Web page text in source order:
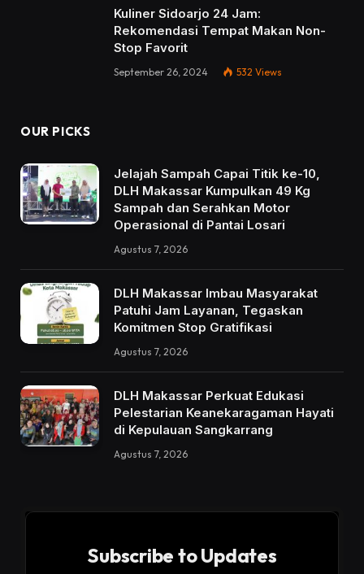
Kuliner Sidoarjo 24 Jam:
Rekomendasi Tempat Makan Non-
Stop Favorit
September 26, 2024 532 Views
OUR PICKS
Jelajah Sampah Capai Titik ke-10,
DLH Makassar Kumpulkan 49 Kg
Sampah dan Serahkan Motor
Operasional di Pantai Losari
Agustus 7, 2026
DLH Makassar Imbau Masyarakat
Patuhi Jam Layanan, Tegaskan
Komitmen Stop Gratifikasi
Agustus 7, 2026
DLH Makassar Perkuat Edukasi
Pelestarian Keanekaragaman Hayati
di Kepulauan Sangkarrang
Agustus 7, 2026
Subscribe to Updates